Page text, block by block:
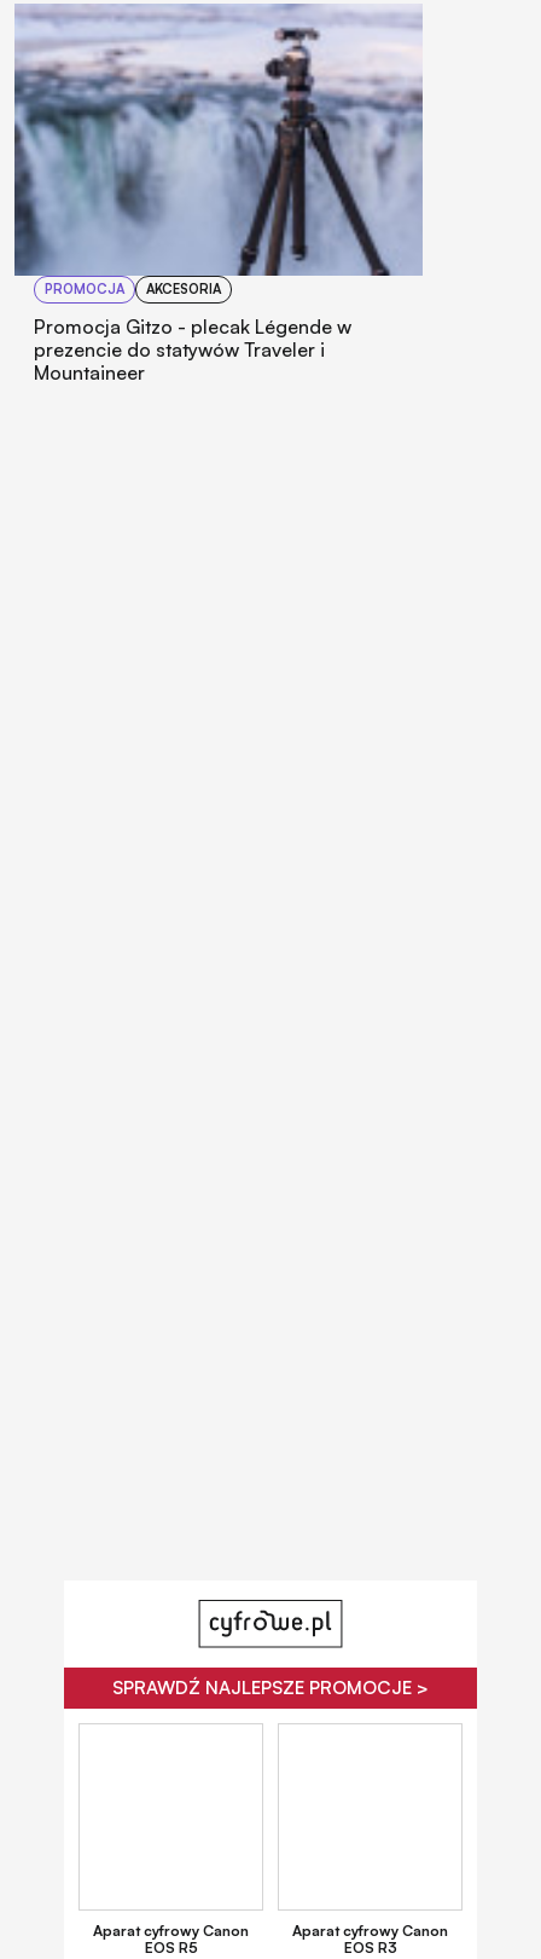
PROMOCJA AKCESORIA
Promocja Gitzo - plecak Légende w
prezencie do statywów Traveler i
Mountaineer
SPRAWDŹ NAJLEPSZE PROMOCJE >
Aparat cyfrowy Canon
EOS R5
Aparat cyfrowy Canon
EOS R3